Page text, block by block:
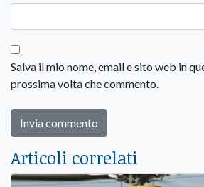
Salva il mio nome, email e sito web in
prossima volta che commento.
Articoli correlati